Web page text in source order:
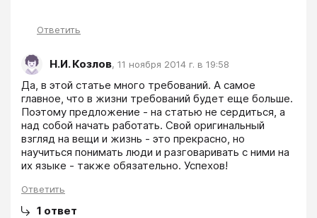
Ответить
Н.И. Козлов, 11 ноября 2014 г. в 19:58
Да, в этой статье много требований. А самое
главное, что в жизни требований будет еще больше.
Поэтому предложение - на статью не сердиться, а
над собой начать работать. Свой оригинальный
взгляд на вещи и жизнь - это прекрасно, но
научиться понимать люди и разговаривать с ними на
их языке - также обязательно. Успехов!
Ответить
1 ответ